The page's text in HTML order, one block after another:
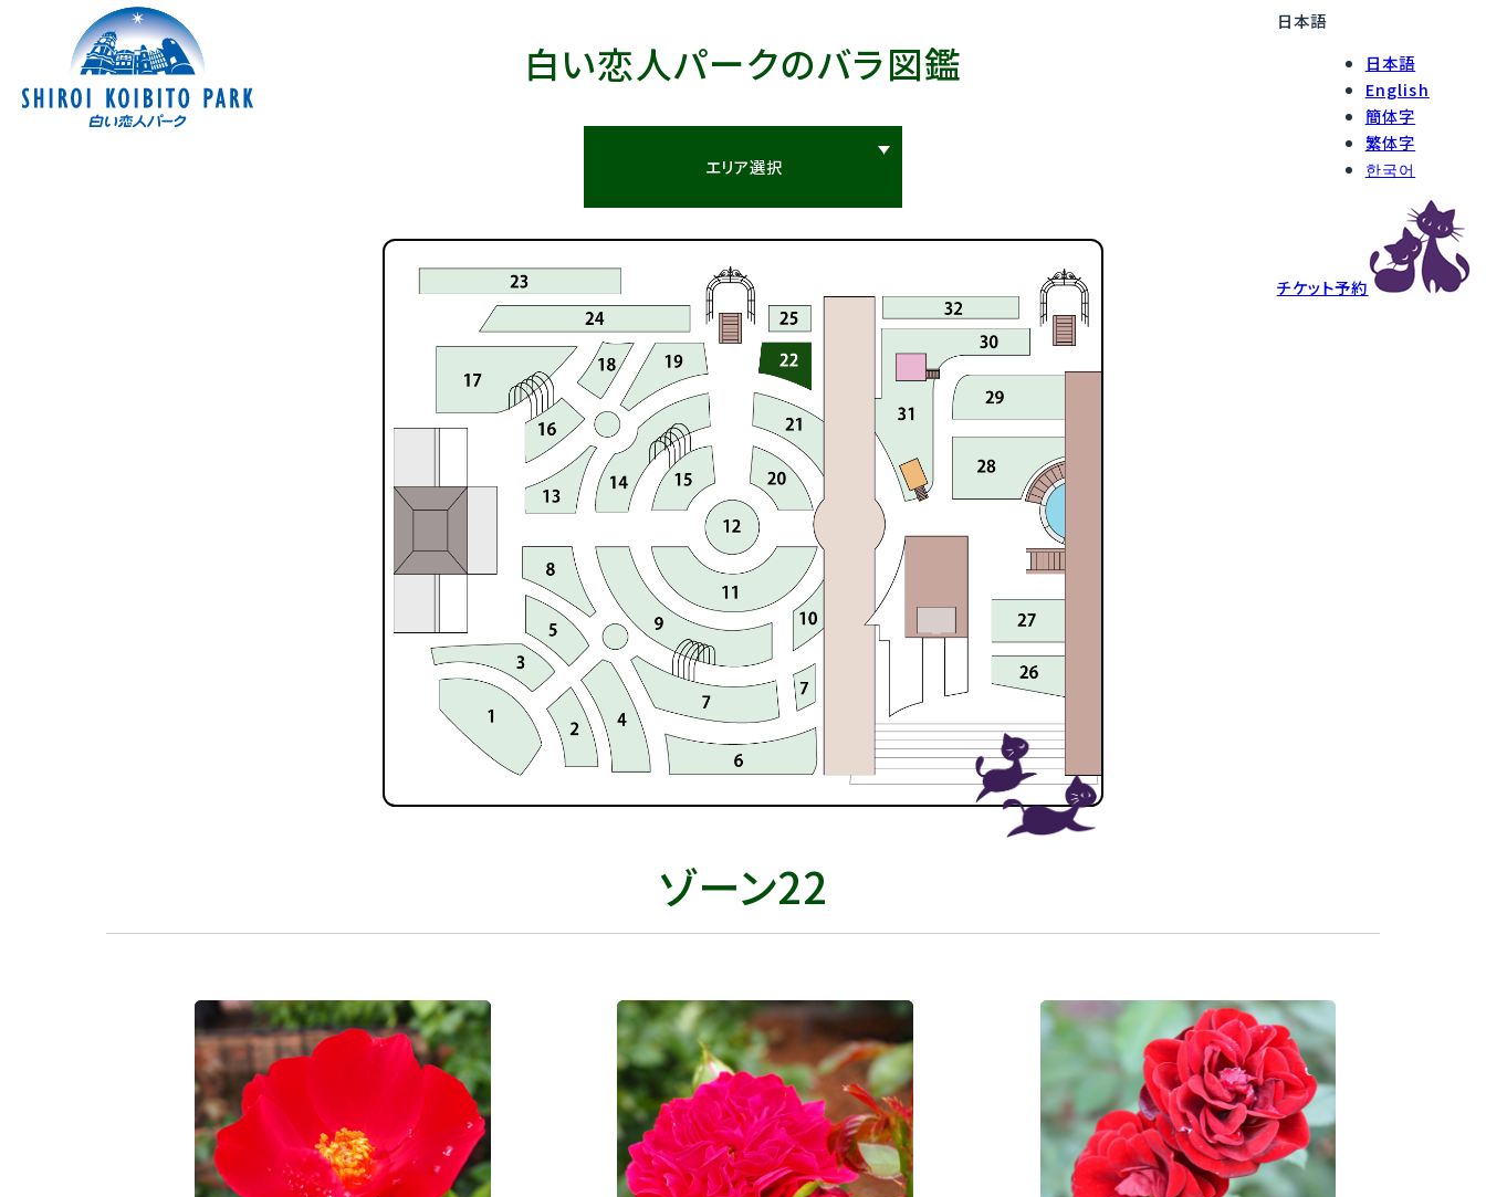
日本語
日本語
English
簡体字
繁体字
한국어
チケット予約
白い恋人パークのバラ図鑑
エリア選択
ゾーン22